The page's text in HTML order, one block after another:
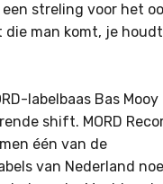
streling voor het
die man komt, je
labelbaas Bas
shift. MORD
één van de
van Nederland